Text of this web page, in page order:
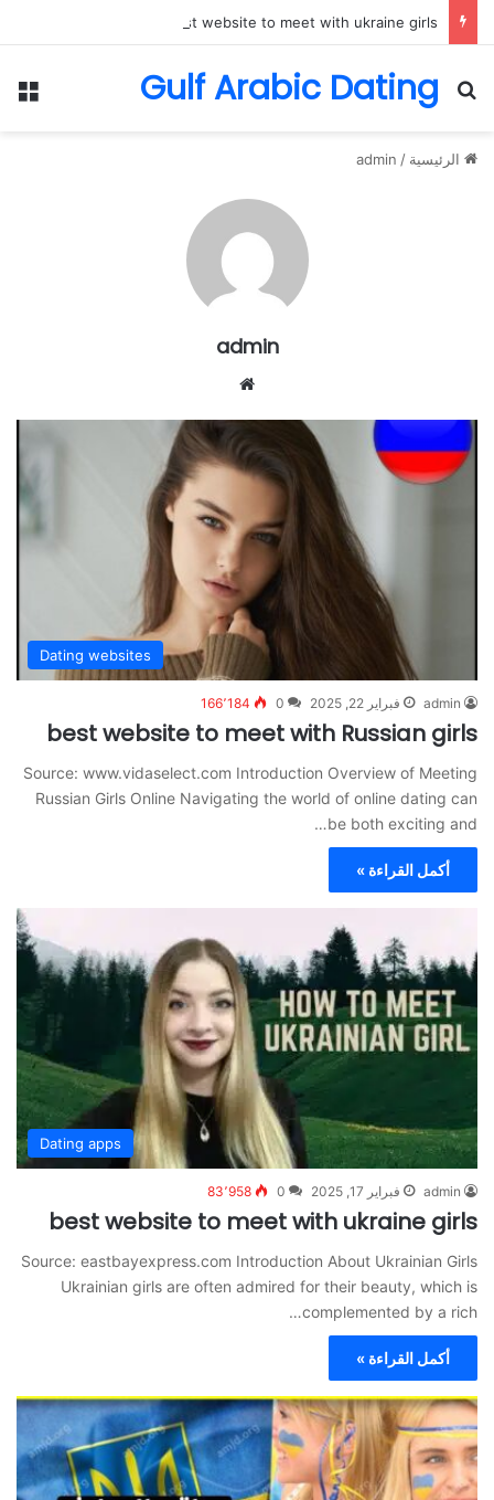
best website to meet with ukraine girls
Gulf Arabic Dating
بحث عن
الرئيسية /
admin
admin
Dating websites
admin فبراير 22, 2025 0 166٬184
best website to meet with Russian girls
Source: www.vidaselect.com Introduction Overview of Meeting
Russian Girls Online Navigating the world of online dating can
be both exciting and…
أكمل القراءة »
Dating apps
admin فبراير 17, 2025 0 83٬958
best website to meet with ukraine girls
Source: eastbayexpress.com Introduction About Ukrainian Girls
Ukrainian girls are often admired for their beauty, which is
complemented by a rich…
أكمل القراءة »